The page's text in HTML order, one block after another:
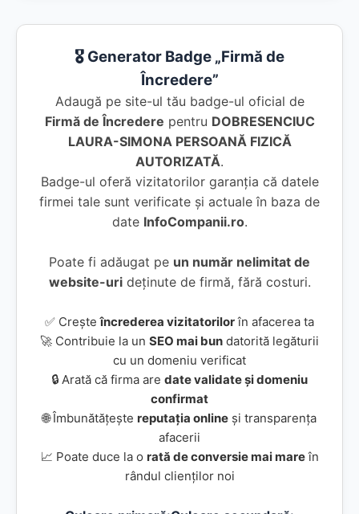
🎖️ Generator Badge „Firmă de
Încredere”
Adaugă pe site-ul tău badge-ul oficial de
Firmă de Încredere pentru DOBRESENCIUC
LAURA-SIMONA PERSOANĂ FIZICĂ
AUTORIZATĂ.
Badge-ul oferă vizitatorilor garanția că datele
firmei tale sunt verificate și actuale în baza de
date InfoCompanii.ro.
Poate fi adăugat pe un număr nelimitat de
website-urideținute de firmă, fără costuri.
✅ Creșteîncrederea vizitatorilorîn afacerea ta
🚀 Contribuie la un SEO mai bun datorită legăturii
cu un domeniu verificat
🔒 Arată că firma are date validate și domeniu
confirmat
🌐 Îmbunătățește reputația online și transparența
afacerii
📈 Poate duce la o rată de conversie mai mareîn
rândul clienților noi